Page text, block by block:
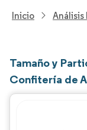
Inicio Análisis
Tamaño y
Confitería de